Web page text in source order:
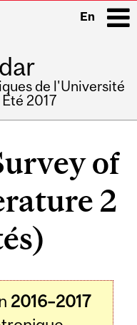
En
de l'Université
2017
of
2
2016–2017